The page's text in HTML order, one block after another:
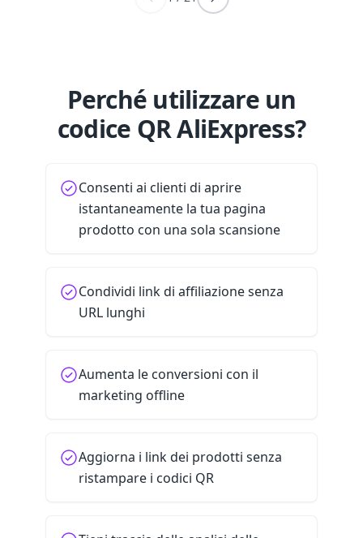
Perché utilizzare un
codice QR AliExpress?
Consenti ai clienti di aprire
istantaneamente la tua pagina
prodotto con una sola scansione
Condividi link di affiliazione senza
URL lunghi
Aumenta le conversioni con il
marketing offline
Aggiorna i link dei prodotti senza
ristampare i codici QR